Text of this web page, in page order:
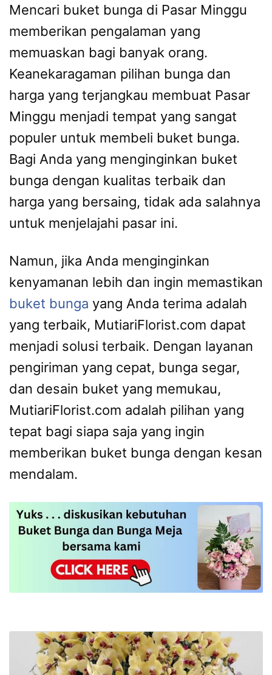
Mencari buket bunga di Pasar Minggu
memberikan pengalaman yang
memuaskan bagi banyak orang.
Keanekaragaman pilihan bunga dan
harga yang terjangkau membuat Pasar
Minggu menjadi tempat yang sangat
populer untuk membeli buket bunga.
Bagi Anda yang menginginkan buket
bunga dengan kualitas terbaik dan
harga yang bersaing, tidak ada salahnya
untuk menjelajahi pasar ini.
Namun, jika Anda menginginkan
kenyamanan lebih dan ingin memastikan
buket bunga yang Anda terima adalah
yang terbaik, MutiariFlorist.com dapat
menjadi solusi terbaik. Dengan layanan
pengiriman yang cepat, bunga segar,
dan desain buket yang memukau,
MutiariFlorist.com adalah pilihan yang
tepat bagi siapa saja yang ingin
memberikan buket bunga dengan kesan
mendalam.